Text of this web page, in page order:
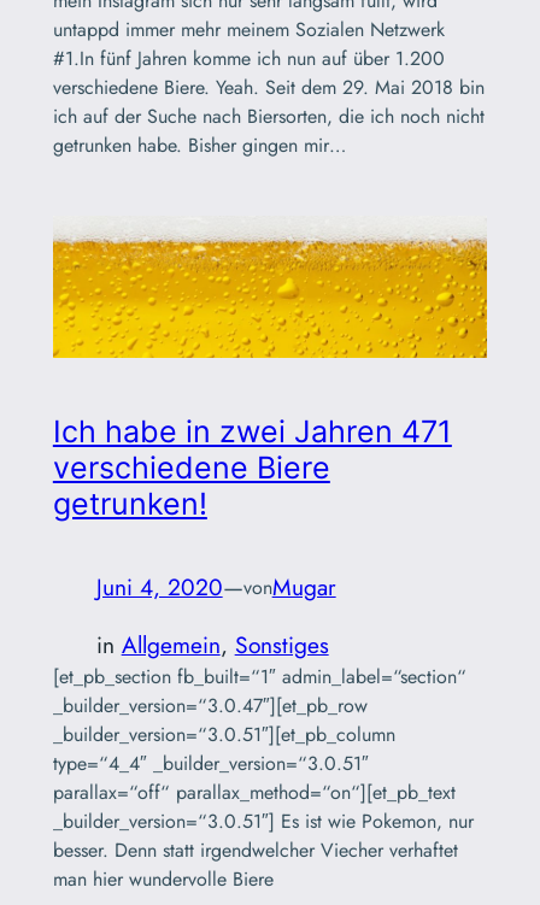
untappd immer mehr meinem Sozialen Netzwerk
#1.In fünf Jahren komme ich nun auf über 1.200
verschiedene Biere. Yeah. Seit dem 29. Mai 2018 bin
ich auf der Suche nach Biersorten, die ich noch nicht
getrunken habe. Bisher gingen mir…
Ich habe in zwei Jahren 471
verschiedene Biere
getrunken!
Juni 4, 2020—vonMugar
in Allgemein, Sonstiges
[et_pb_section fb_built=“1″ admin_label=“section“
_builder_version=“3.0.47″][et_pb_row
_builder_version=“3.0.51″][et_pb_column
type=“4_4″ _builder_version=“3.0.51″
parallax=“off“ parallax_method=“on“][et_pb_text
_builder_version=“3.0.51″] Es ist wie Pokemon, nur
besser. Denn statt irgendwelcher Viecher verhaftet
man hier wundervolle Biere